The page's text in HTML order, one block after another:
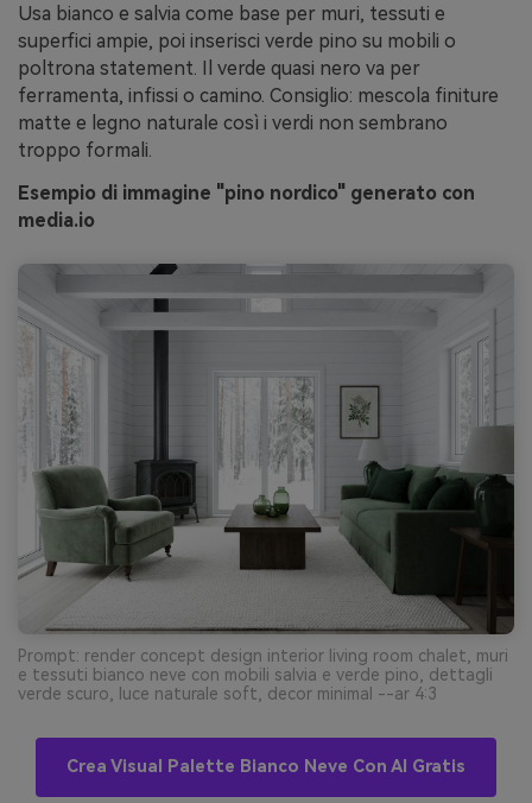
Usa bianco e salvia come base per muri, tessuti e
superfici ampie, poi inserisci verde pino su mobili o
poltrona statement. Il verde quasi nero va per
ferramenta, infissi o camino. Consiglio: mescola finiture
matte e legno naturale così i verdi non sembrano
troppo formali.
Esempio di immagine "pino nordico" generato con
media.io
Prompt: render concept design interior living room chalet, muri
e tessuti bianco neve con mobili salvia e verde pino, dettagli
verde scuro, luce naturale soft, decor minimal --ar 4:3
Crea Visual Palette Bianco Neve Con AI Gratis